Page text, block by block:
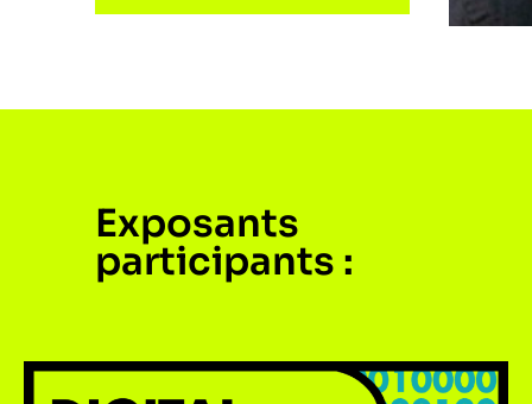
Exposants
participants :